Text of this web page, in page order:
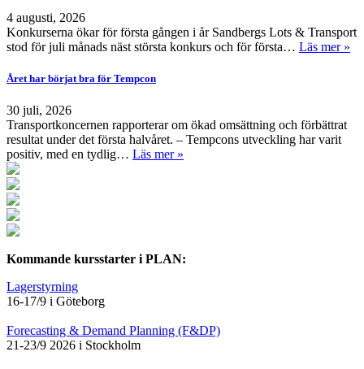
4 augusti, 2026
Konkurserna ökar för första gången i år Sandbergs Lots & Transport
stod för juli månads näst största konkurs och för första… Läs mer »
Året har börjat bra för Tempcon
30 juli, 2026
Transportkoncernen rapporterar om ökad omsättning och förbättrat
resultat under det första halvåret. – Tempcons utveckling har varit
positiv, med en tydlig… Läs mer »
Kommande kursstarter i PLAN:
Lagerstyrning
16-17/9 i Göteborg
Forecasting & Demand Planning (F&DP)
21-23/9 2026 i Stockholm